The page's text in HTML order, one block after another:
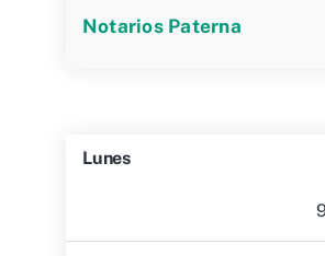
Notarios Paterna
Lunes